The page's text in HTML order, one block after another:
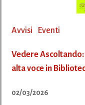
Avvisi Eventi
Vedere
alta voce in
02/03/2026